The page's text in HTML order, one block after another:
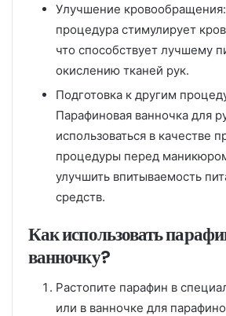
Улучшение
процедура стимулирует
что способствует лучшему
окислению тканей рук.
Подготовка к другим
Парафиновая ванночка для
использоваться в качестве
процедуры перед
улучшить впитываемость
средств.
Как использовать
ванночку?
Растопите парафин в
или в ванночке для